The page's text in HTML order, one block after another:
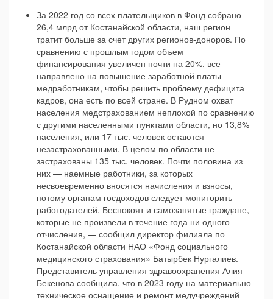
За 2022 год со всех плательщиков в Фонд собрано
26,4 млрд от Костанайской области, наш регион
тратит больше за счет других регионов-доноров. По
сравнению с прошлым годом объем
финансирования увеличен почти на 20%, все
направлено на повышение заработной платы
медработникам, чтобы решить проблему дефицита
кадров, она есть по всей стране. В Рудном охват
населения медстрахованием неплохой по сравнению
с другими населенными пунктами области, но 13,8%
населения, или 17 тыс. человек остаются
незастрахованными. В целом по области не
застрахованы 135 тыс. человек. Почти половина из
них — наемные работники, за которых
несвоевременно вносятся начисления и взносы,
потому органам госдоходов следует мониторить
работодателей. Беспокоят и самозанятые граждане,
которые не произвели в течение года ни одного
отчисления, — сообщил директор филиала по
Костанайской области НАО «Фонд социального
медицинского страхования» Батырбек Нургалиев.
Представитель управления здравоохранения Алия
Бекенова сообщила, что в 2023 году на материально-
техническое оснащение и ремонт медучреждений